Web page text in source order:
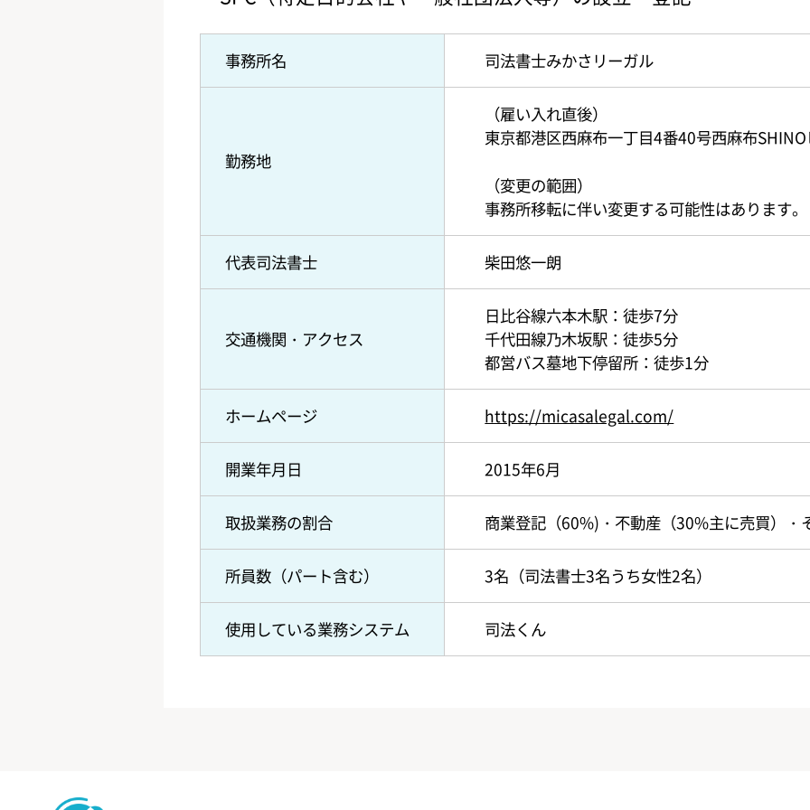
事務所名 司法書士みかさリーガル
勤務地
（雇い入れ直後）
東京都港区西麻布一丁目4番40号西麻布
（変更の範囲）
事務所移転に伴い変更する可能性はあります。
代表司法書士 柴田悠一朗
交通機関・アクセス
日比谷線六本木駅：徒歩7分
千代田線乃木坂駅：徒歩5分
都営バス墓地下停留所：徒歩1分
ホームページ https://micasalegal.com/
開業年月日 2015年6月
取扱業務の割合 商業登記（60%)・不動産（30%主に売買）・
所員数（パート含む） 3名（司法書士3名うち女性2名）
使用している業務システム 司法くん